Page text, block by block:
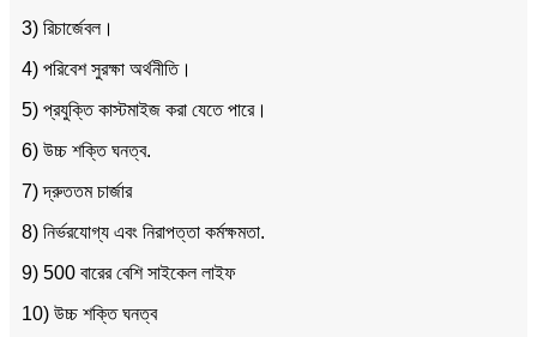
3) রিচার্জেবল।
4) পরিবেশ সুরক্ষা অর্থনীতি।
5) প্রযুক্তি কাস্টমাইজ করা যেতে পারে।
6) উচ্চ শক্তি ঘনত্ব.
7) দ্রুততম চার্জার
8) নির্ভরযোগ্য এবং নিরাপত্তা কর্মক্ষমতা.
9) 500 বারের বেশি সাইকেল লাইফ
10) উচ্চ শক্তি ঘনত্ব